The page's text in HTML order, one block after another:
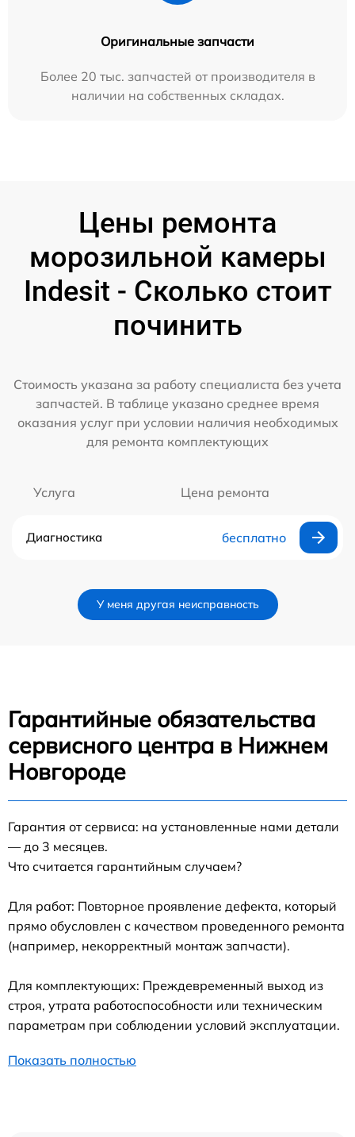
Оригинальные запчасти
Более 20 тыс. запчастей от производителя в
наличии на собственных складах.
Цены ремонта
морозильной камеры
Indesit - Сколько стоит
починить
Стоимость указана за работу специалиста без учета
запчастей. В таблице указано среднее время
оказания услуг при условии наличия необходимых
для ремонта комплектующих
Услуга Цена ремонта
Диагностика бесплатно
У меня другая неисправность
Гарантийные обязательства
сервисного центра в Нижнем
Новгороде
Гарантия от сервиса: на установленные нами детали
— до 3 месяцев.
Что считается гарантийным случаем?
Для работ: Повторное проявление дефекта, который
прямо обусловлен с качеством проведенного ремонта
(например, некорректный монтаж запчасти).
Для комплектующих: Преждевременный выход из
строя, утрата работоспособности или техническим
параметрам при соблюдении условий эксплуатации.
Показать полностью